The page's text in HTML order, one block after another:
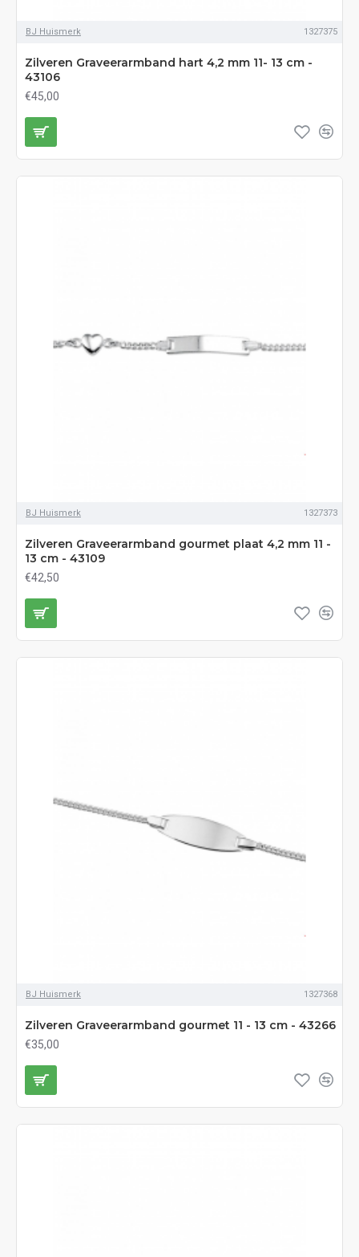
BJ Huismerk 1327375
Zilveren Graveerarmband hart 4,2 mm 11- 13 cm -
43106
€45,00
BJ Huismerk 1327373
Zilveren Graveerarmband gourmet plaat 4,2 mm 11 -
13 cm - 43109
€42,50
BJ Huismerk 1327368
Zilveren Graveerarmband gourmet 11 - 13 cm - 43266
€35,00